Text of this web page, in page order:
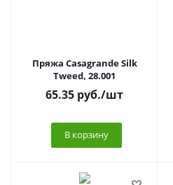
Пряжа Casagrande Silk
Tweed, 28.001
65.35 руб./шт
В корзину